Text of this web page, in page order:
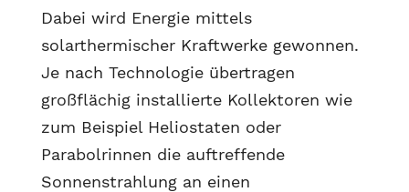
Dabei wird Energie mittels
solarthermischer Kraftwerke gewonnen.
Je nach Technologie übertragen
großflächig installierte Kollektoren wie
zum Beispiel Heliostaten oder
Parabolrinnen die auftreffende
Sonnenstrahlung an einen